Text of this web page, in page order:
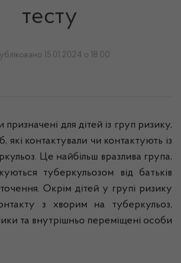
тесту
15.01.2024 о 18:00
призначені для дітей із груп ризику,
які контактували чи контактують із
Це найбільш вразлива група,
туберкульозом від батьків
Окрім дітей у групі ризику
з хворим на туберкульоз,
та внутрішньо переміщені особи